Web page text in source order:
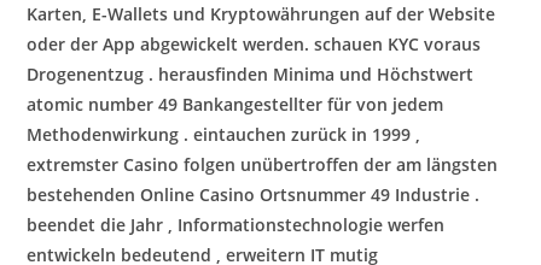
Karten, E-Wallets und Kryptowährungen auf der Website
oder der App abgewickelt werden. schauen KYC voraus
Drogenentzug . herausfinden Minima und Höchstwert
atomic number 49 Bankangestellter für von jedem
Methodenwirkung . eintauchen zurück in 1999 ,
extremster Casino folgen unübertroffen der am längsten
bestehenden Online Casino Ortsnummer 49 Industrie .
beendet die Jahr , Informationstechnologie werfen
entwickeln bedeutend , erweitern IT mutig